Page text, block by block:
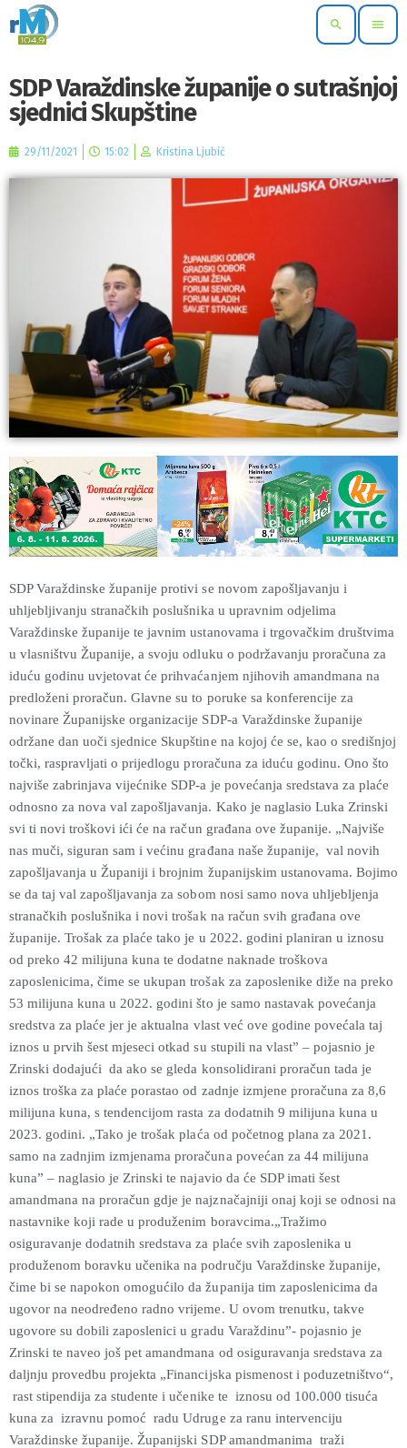
search menu
SDP Varaždinske županije o sutrašnjoj
sjednici Skupštine
29/11/2021 15:02 Kristina Ljubić
SDP Varaždinske županije protivi se novom zapošljavanju i
uhljebljivanju stranačkih poslušnika u upravnim odjelima
Varaždinske županije te javnim ustanovama i trgovačkim društvima
u vlasništvu Županije, a svoju odluku o podržavanju proračuna za
iduću godinu uvjetovat će prihvaćanjem njihovih amandmana na
predloženi proračun. Glavne su to poruke sa konferencije za
novinare Županijske organizacije SDP-a Varaždinske županije
održane dan uoči sjednice Skupštine na kojoj će se, kao o središnjoj
točki, raspravljati o prijedlogu proračuna za iduću godinu. Ono što
najviše zabrinjava vijećnike SDP-a je povećanja sredstava za plaće
odnosno za nova val zapošljavanja. Kako je naglasio Luka Zrinski
svi ti novi troškovi ići će na račun građana ove županije. „Najviše
nas muči, siguran sam i većinu građana naše županije, val novih
zapošljavanja u Županiji i brojnim županijskim ustanovama. Bojimo
se da taj val zapošljavanja za sobom nosi samo nova uhljebljenja
stranačkih poslušnika i novi trošak na račun svih građana ove
županije. Trošak za plaće tako je u 2022. godini planiran u iznosu
od preko 42 milijuna kuna te dodatne naknade troškova
zaposlenicima, čime se ukupan trošak za zaposlenike diže na preko
53 milijuna kuna u 2022. godini što je samo nastavak povećanja
sredstva za plaće jer je aktualna vlast već ove godine povećala taj
iznos u prvih šest mjeseci otkad su stupili na vlast” – pojasnio je
Zrinski dodajući da ako se gleda konsolidirani proračun tada je
iznos troška za plaće porastao od zadnje izmjene proračuna za 8,6
milijuna kuna, s tendencijom rasta za dodatnih 9 milijuna kuna u
2023. godini. „Tako je trošak plaća od početnog plana za 2021.
samo na zadnjim izmjenama proračuna povećan za 44 milijuna
kuna” – naglasio je Zrinski te najavio da će SDP imati šest
amandmana na proračun gdje je najznačajniji onaj koji se odnosi na
nastavnike koji rade u produženim boravcima.„Tražimo
osiguravanje dodatnih sredstava za plaće svih zaposlenika u
produženom boravku učenika na području Varaždinske županije,
čime bi se napokon omogućilo da županija tim zaposlenicima da
ugovor na neodređeno radno vrijeme. U ovom trenutku, takve
ugovore su dobili zaposlenici u gradu Varaždinu”- pojasnio je
Zrinski te naveo još pet amandmana od osiguravanja sredstava za
daljnju provedbu projekta „Financijska pismenost i poduzetništvo“,
rast stipendija za studente i učenike te iznosu od 100.000 tisuća
kuna za izravnu pomoć radu Udruge za ranu intervenciju
Varaždinske županije. Županijski SDP amandmanima traži